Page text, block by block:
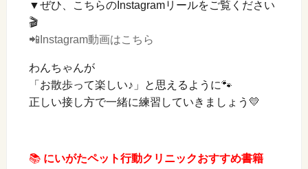
▼ぜひ、こちらのInstagramリールをご覧ください
🎬
📲Instagram動画はこちら
わんちゃんが
「お散歩って楽しい♪」と思えるように🐾
正しい接し方で一緒に練習していきましょう💛
📚 にいがたペット行動クリニックおすすめ書籍